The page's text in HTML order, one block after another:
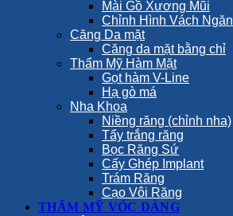
Mài Gồ Xương Mũi
Chỉnh Hình Vách Ngăn
Căng Da mặt
Căng da mặt bằng chỉ
Thẩm Mỹ Hàm Mặt
Gọt hàm V-Line
Hạ gò má
Nha Khoa
Niềng răng (chỉnh nha)
Tẩy trắng răng
Bọc Răng Sứ
Cấy Ghép Implant
Trám Răng
Cạo Vôi Răng
THẨM MỸ VÓC DÁNG